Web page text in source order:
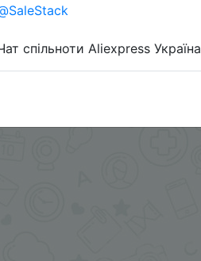
спільноти Aliexpress Україна